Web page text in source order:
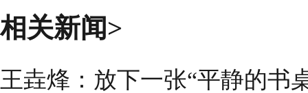
相关新闻>
王垚烽：放下一张“平静的书